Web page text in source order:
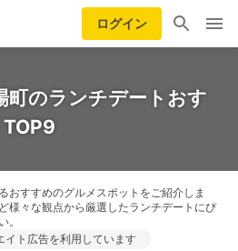
ログイン
町のランチデートおす
おすすめのグルメスポットをご紹介しま
様々な観点から厳選したランチデートにぴ
。
イト広告を利用しています